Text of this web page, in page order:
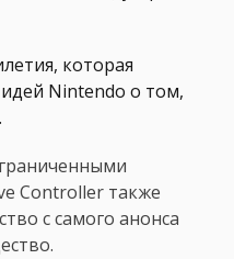
которая
Nintendo о том,
Controller также
с самого анонса